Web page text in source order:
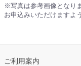
※写真は参考画像となり
お申込みいただけますよ
ご利用案内